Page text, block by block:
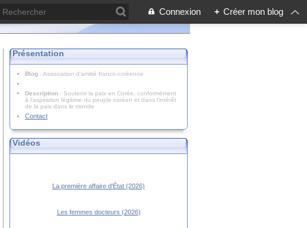
Connexion + Créer mon blog
Présentation
Blog : Association d'amitié franco-coréenne
Description : Soutenir la paix en Corée, conformément
à l'aspiration légitime du peuple coréen et dans l’intérêt
de la paix dans le monde
Contact
Vidéos
La première affaire d'État (2026)
Les femmes docteurs (2026)